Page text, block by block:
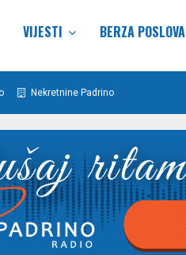
VIJESTI BERZA POSLOVA
Nekretnine Padrino